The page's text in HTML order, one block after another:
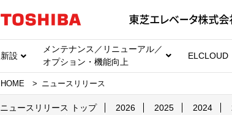
新設
メンテナンス／リニューアル／
オプション・機能向上
ELCLOUD
HOME ニュースリリース
ニュースリリース トップ 2026 2025 2024